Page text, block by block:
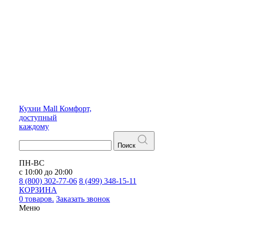
Кухни Mall Комфорт,
доступный
каждому
Поиск
ПН-ВС
с 10:00 до 20:00
8 (800) 302-77-06 8 (499) 348-15-11
КОРЗИНА
0 товаров. Заказать звонок
Меню